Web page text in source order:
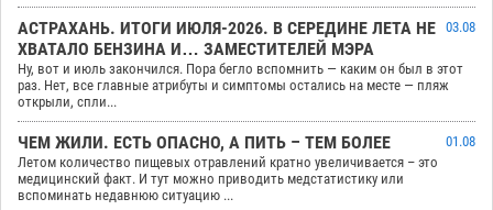
АСТРАХАНЬ. ИТОГИ ИЮЛЯ-2026. В СЕРЕДИНЕ ЛЕТА НЕ
ХВАТАЛО БЕНЗИНА И… ЗАМЕСТИТЕЛЕЙ МЭРА
03.08
Ну, вот и июль закончился. Пора бегло вспомнить — каким он был в этот
раз. Нет, все главные атрибуты и симптомы остались на месте — пляж
открыли, спли...
ЧЕМ ЖИЛИ. ЕСТЬ ОПАСНО, А ПИТЬ – ТЕМ БОЛЕЕ
01.08
Летом количество пищевых отравлений кратно увеличивается – это
медицинский факт. И тут можно приводить медстатистику или
вспоминать недавнюю ситуацию ...